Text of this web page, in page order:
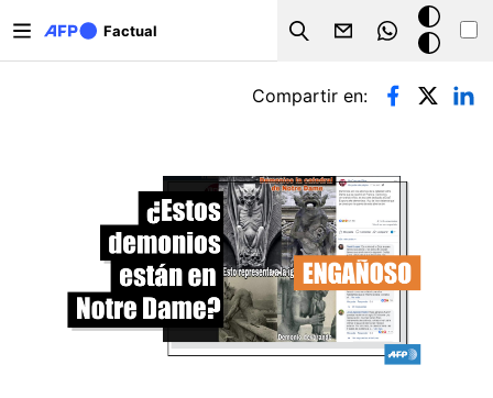
Factual
Search
Modo
oscuro
Solapas principales
Compartir en: